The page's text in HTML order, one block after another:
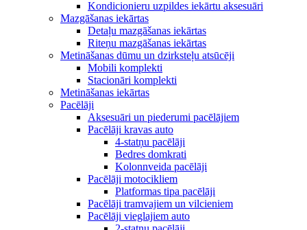
Kondicionieru uzpildes iekārtu aksesuāri
Mazgāšanas iekārtas
Detaļu mazgāšanas iekārtas
Riteņu mazgāšanas iekārtas
Metināšanas dūmu un dzirksteļu atsūcēji
Mobili komplekti
Stacionāri komplekti
Metināšanas iekārtas
Pacēlāji
Aksesuāri un piederumi pacēlājiem
Pacēlāji kravas auto
4-statņu pacēlāji
Bedres domkrati
Kolonnveida pacēlāji
Pacēlāji motocikliem
Platformas tipa pacēlāji
Pacēlāji tramvajiem un vilcieniem
Pacēlāji vieglajiem auto